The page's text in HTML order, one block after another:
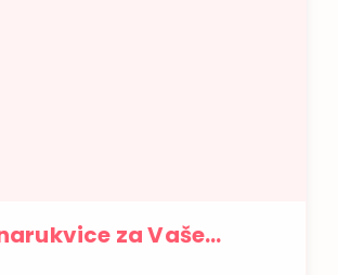
za Vaše
– M Wedding Designs